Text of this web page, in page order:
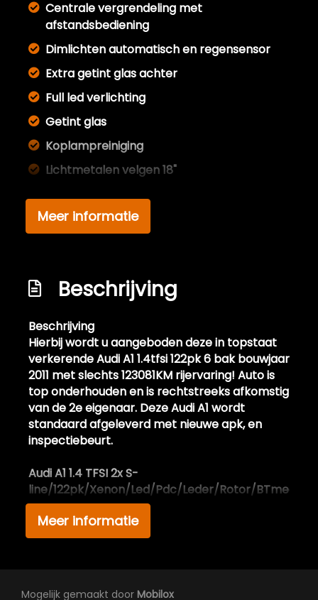
Centrale vergrendeling met
afstandsbediening
Dimlichten automatisch en regensensor
Extra getint glas achter
Full led verlichting
Getint glas
Koplampreiniging
Lichtmetalen velgen 18"
Metaalkleur
Ruitensproeiers/wisserbladen
Sportonderstel
Sportvelgen
Xenon verlichting
Interieur
Achterbank in delen neerklapbaar
Airco automatisch
Aluminium interieur afwerking
Armsteun voor
Binnenspiegel automatisch dimmend
Lederen interieur
Meer informatie
Beschrijving
Beschrijving
Hierbij wordt u aangeboden deze in topstaat
verkerende Audi A1 1.4tfsi 122pk 6 bak bouwjaar
2011 met slechts 123081KM rijervaring! Auto is
top onderhouden en is rechtstreeks afkomstig
van de 2e eigenaar. Deze Audi A1 wordt
standaard afgeleverd met nieuwe apk, en
inspectiebeurt.
Audi A1 1.4 TFSI 2x S-
line/122pk/Xenon/Led/Pdc/Leder/Rotor/
Extra informatie:
Deze in topstaat verkerende Audi A1 van
en beschikt over de sterke en zuinige 1.4 tfsi
Meer informatie
Mogelijk gemaakt door Mobilox